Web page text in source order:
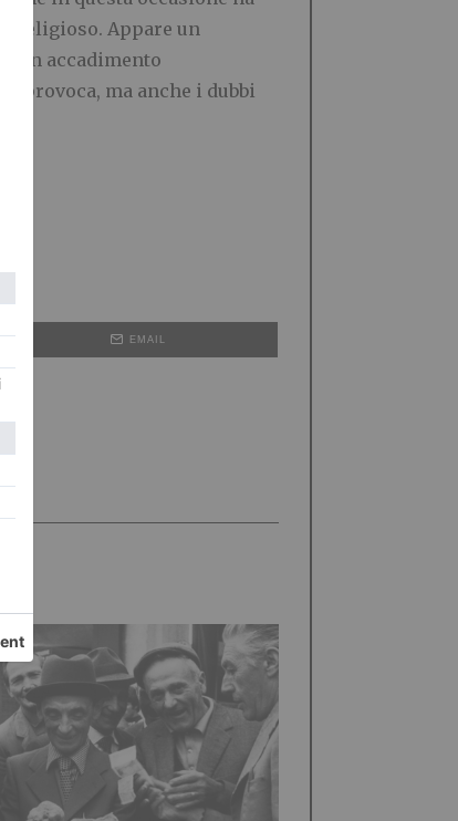
religioso. Appare un
un accadimento
provoca, ma anche i dubbi
EMAIL